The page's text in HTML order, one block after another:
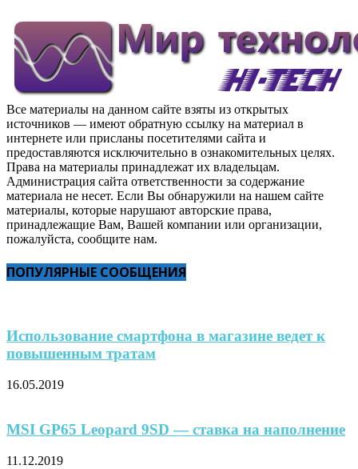
Все материалы на данном сайте взяты из открытых
источников — имеют обратную ссылку на материал в
интернете или присланы посетителями сайта и
предоставляются исключительно в ознакомительных целях.
Права на материалы принадлежат их владельцам.
Администрация сайта ответственности за содержание
материала не несет. Если Вы обнаружили на нашем сайте
материалы, которые нарушают авторские права,
принадлежащие Вам, Вашей компании или организации,
пожалуйста, сообщите нам.
ПОПУЛЯРНЫЕ СООБЩЕНИЯ
Использование смартфона в магазине ведет к
повышенным тратам
16.05.2019
MSI GP65 Leopard 9SD — ставка на наполнение
11.12.2019